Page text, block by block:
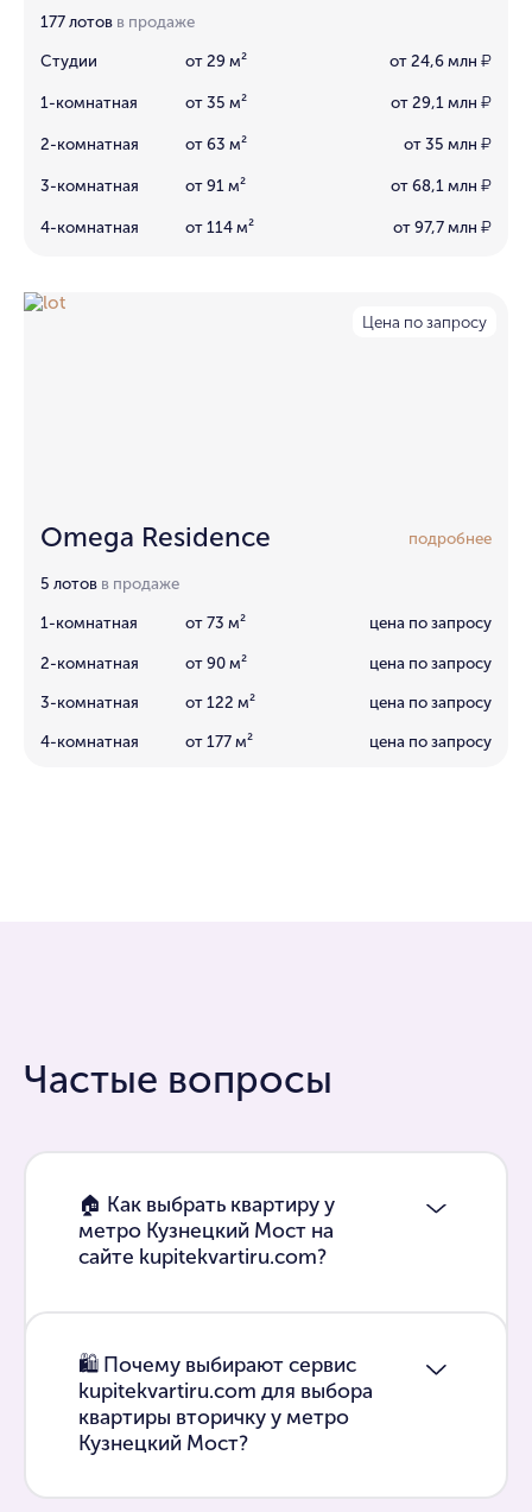
177 лотов в продаже
Студии от 29 м² от 24,6 млн ₽
1-комнатная от 35 м² от 29,1 млн ₽
2-комнатная от 63 м² от 35 млн ₽
3-комнатная от 91 м² от 68,1 млн ₽
4-комнатная от 114 м² от 97,7 млн ₽
Цена по запросу
Omega Residence подробнее
5 лотов в продаже
1-комнатная от 73 м² цена по запросу
2-комнатная от 90 м² цена по запросу
3-комнатная от 122 м² цена по запросу
4-комнатная от 177 м² цена по запросу
Частые вопросы
🏠 Как выбрать квартиру у
метро Кузнецкий Мост на
сайте kupitekvartiru.com?
🛍 Почему выбирают сервис
kupitekvartiru.com для выбора
квартиры вторичку у метро
Кузнецкий Мост?